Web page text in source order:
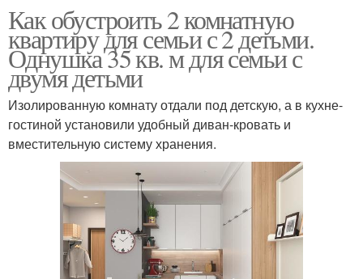
Как обустроить 2 комнатную
квартиру для семьи с 2 детьми.
Однушка 35 кв. м для семьи с
двумя детьми
Изолированную комнату отдали под детскую, а в кухне-
гостиной установили удобный диван-кровать и
вместительную систему хранения.